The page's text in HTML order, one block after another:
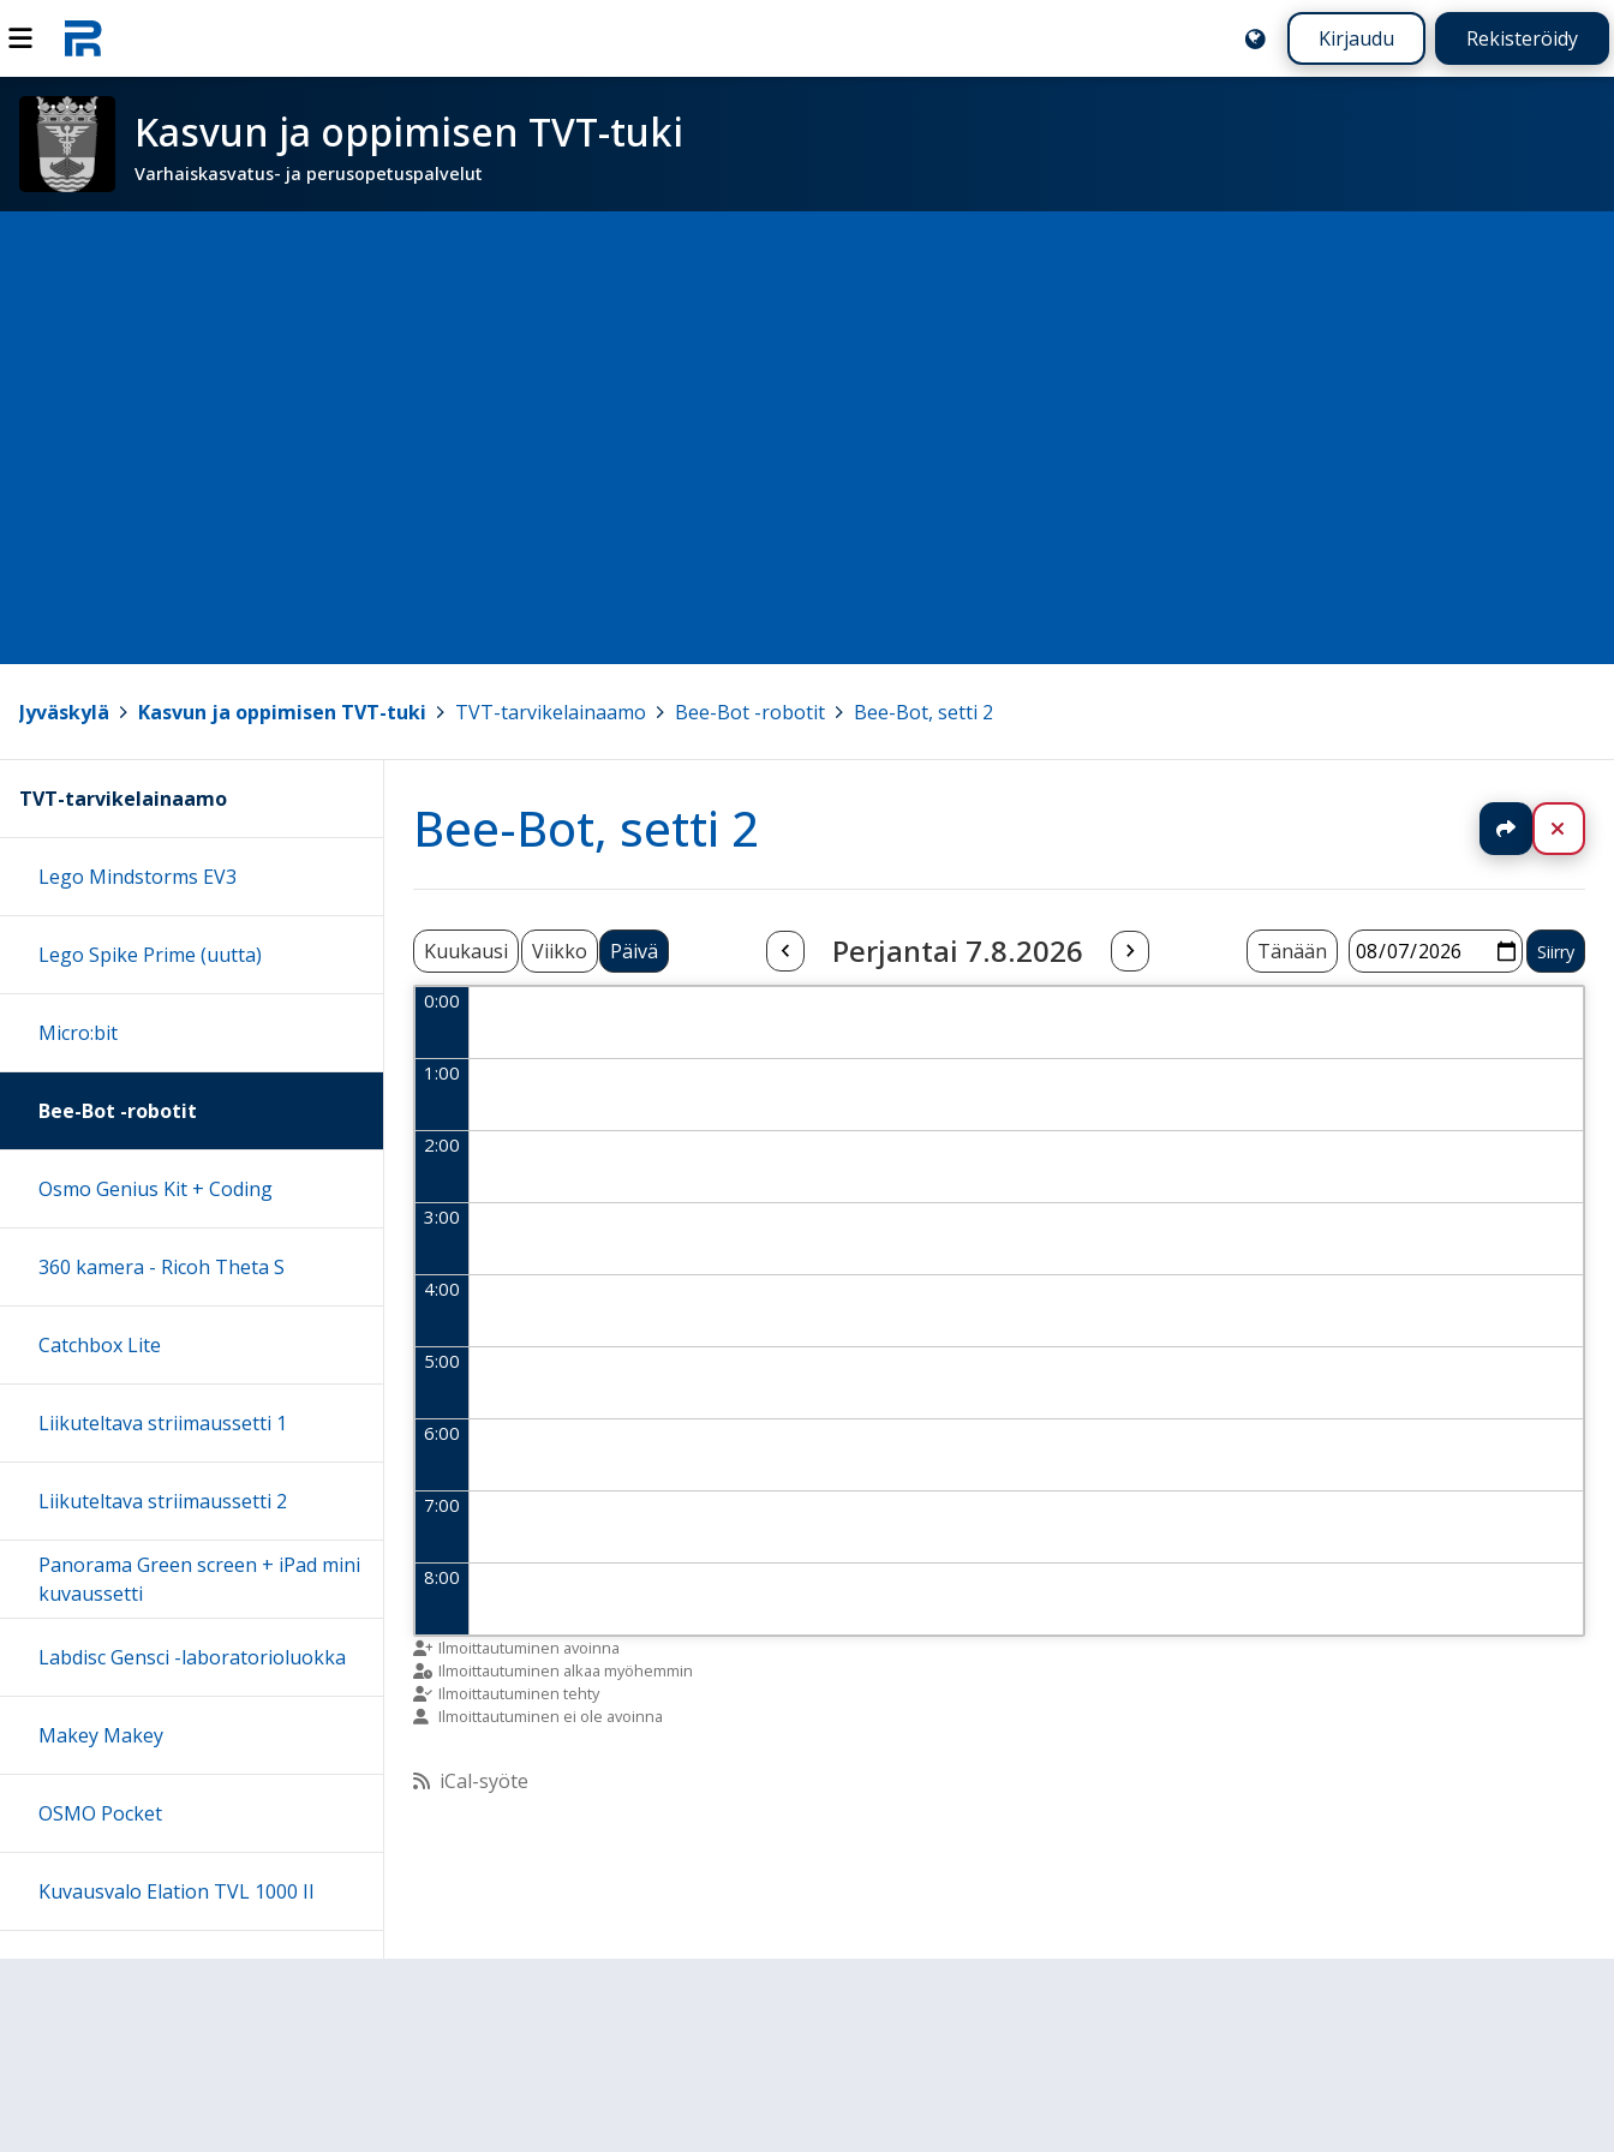
Kirjaudu Rekisteröidy
Kasvun ja oppimisen TVT-tuki
Varhaiskasvatus- ja perusopetuspalvelut
Jyväskylä Kasvun ja oppimisen TVT-tuki TVT-tarvikelainaamo Bee-Bot -robotit Bee-Bot, setti 2
Bee-Bot, setti 2 Jaa
Kuukausi Viikko Päivä Perjantai 7.8.2026 Tänään
0:00
1:00
2:00
3:00
4:00
5:00
6:00
7:00
8:00
9:00
10:00
11:00
Ilmoittautuminen avoinna
Ilmoittautuminen alkaa myöhemmin
Ilmoittautuminen tehty
Ilmoittautuminen ei ole avoinna
iCal-syöte
TVT-tarvikelainaamo
Lego Mindstorms EV3
Lego Spike Prime (uutta)
Micro:bit
Bee-Bot -robotit
Osmo Genius Kit + Coding
360 kamera - Ricoh Theta S
Catchbox Lite
Liikuteltava striimaussetti 1
Liikuteltava striimaussetti 2
Panorama Green screen + iPad mini
kuvaussetti
Labdisc Gensci -laboratorioluokka
Makey Makey
OSMO Pocket
Kuvausvalo Elation TVL 1000 II